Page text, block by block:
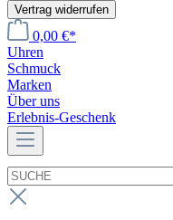
Vertrag widerrufen
0,00 €*
Uhren
Schmuck
Marken
Über uns
Erlebnis-Geschenk